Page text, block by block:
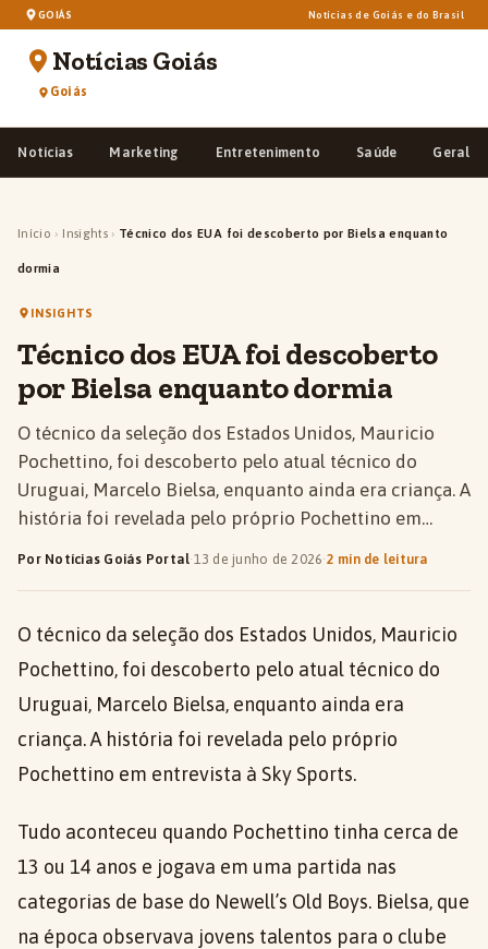
GOIÁS Notícias de Goiás e do Brasil
Notícias Goiás
Goiás
Notícias Marketing Entretenimento Saúde Geral
Início › Insights › Técnico dos EUA foi descoberto por Bielsa enquanto
dormia
INSIGHTS
Técnico dos EUA foi descoberto
por Bielsa enquanto dormia
O técnico da seleção dos Estados Unidos, Mauricio
Pochettino, foi descoberto pelo atual técnico do
Uruguai, Marcelo Bielsa, enquanto ainda era criança. A
história foi revelada pelo próprio Pochettino em…
Por Notícias Goiás Portal·13 de junho de 2026·2 min de leitura
O técnico da seleção dos Estados Unidos, Mauricio
Pochettino, foi descoberto pelo atual técnico do
Uruguai, Marcelo Bielsa, enquanto ainda era
criança. A história foi revelada pelo próprio
Pochettino em entrevista à Sky Sports.
Tudo aconteceu quando Pochettino tinha cerca de
13 ou 14 anos e jogava em uma partida nas
categorias de base do Newell’s Old Boys. Bielsa, que
na época observava jovens talentos para o clube